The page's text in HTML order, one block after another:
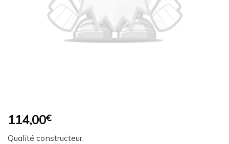
114,00€
Qualité constructeur.